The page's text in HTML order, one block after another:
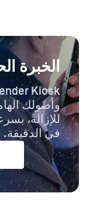
الخبرة
وأصولك
في الدقيقة.